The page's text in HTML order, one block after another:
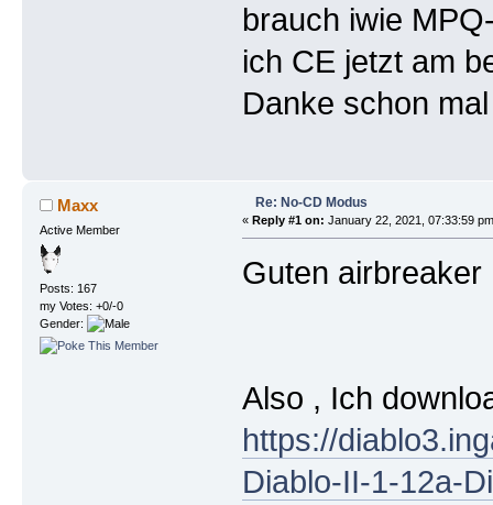
brauch iwie
ich CE jetzt am
Danke schon
Maxx
Active Member
Posts: 167
my Votes: +0/-0
Gender:
Re: No-CD Modus
« Reply #1 on: January 22, 2021, 07:33:59
Guten airbreaker
Also , Ich
https://
Diablo-II-1-12a-